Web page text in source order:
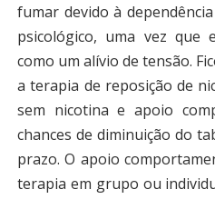
fumar devido à
psicológico, uma vez que
como um alívio de tensão.
a terapia de reposição de
sem nicotina e apoio
chances de diminuição do
prazo. O apoio
terapia em grupo ou